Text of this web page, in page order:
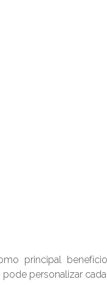
principal
personalizar